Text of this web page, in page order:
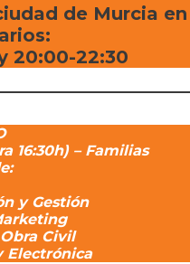
de Murcia
20:00-22:30
16:30h) – Familias
y Gestión
Civil
Electrónica